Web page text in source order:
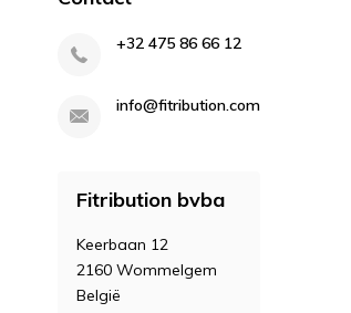
+32 475 86 66 12
info@fitribution.com
Fitribution bvba
Keerbaan 12
2160 Wommelgem
België